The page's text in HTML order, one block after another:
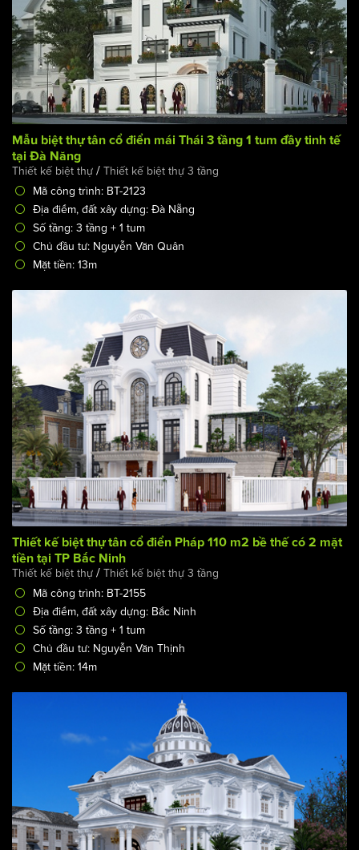
Mẫu biệt thự tân cổ điển mái Thái 3 tầng 1 tum đầy tinh tế
tại Đà Năng
Thiết kế biệt thự / Thiết kế biệt thự 3 tầng
Mã công trình: BT-2123
Địa điểm, đất xây dựng: Đà Nẵng
Số tầng: 3 tầng + 1 tum
Chủ đầu tư: Nguyễn Văn Quân
Mặt tiền: 13m
Thiết kế biệt thự tân cổ điển Pháp 110 m2 bề thế có 2 mặt
tiền tại TP Bắc Ninh
Thiết kế biệt thự / Thiết kế biệt thự 3 tầng
Mã công trình: BT-2155
Địa điểm, đất xây dựng: Bắc Ninh
Số tầng: 3 tầng + 1 tum
Chủ đầu tư: Nguyễn Văn Thịnh
Mặt tiền: 14m